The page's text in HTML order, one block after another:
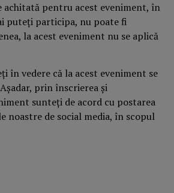
achitată pentru acest eveniment, în
puteţi participa, nu poate fi
la acest eveniment nu se aplică
în vedere că la acest eveniment se
prin înscrierea şi
sunteţi de acord cu postarea
noastre de social media, în scopul